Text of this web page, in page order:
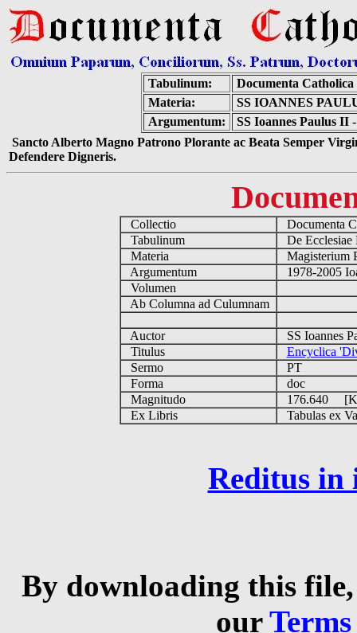
Tabulinum:
Documenta Catholica
Materia:
SS IOANNES
Argumentum:
SS Ioannes Paulus II
Sancto Alberto Magno Patrono Plorante ac Beata Semper
Defendere Digneris.
Collectio
Documenta
Tabulinum
De
Materia
Magisterium
Argumentum
1978-2005
Volumen
Ab Columna ad Culumnam
Auctor
SS Ioannes
Titulus
Encyclica
Sermo
PT
Forma
doc
Magnitudo
176.640
Ex Libris
Tabulas ex
Reditus in
By downloading this
our